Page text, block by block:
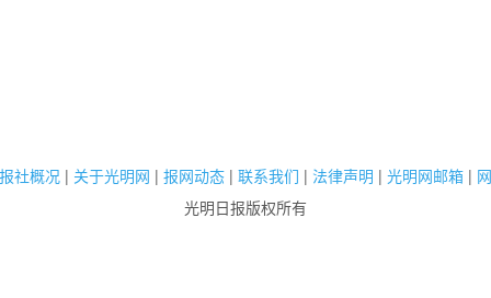
社概况 | 关于光明网 | 报网动态 | 联系我们 | 法律声明 | 光明网邮箱 |
光明日报版权所有